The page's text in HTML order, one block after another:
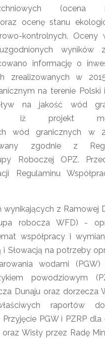
(ocena
ocenę stanu
kontrolnych. Oceny
wyników
informację o
zrealizowanych w
na terenie Polski i
na jakość wód
iż projekt
wód granicznych w
zgodnie z
Roboczej OPZ.
Regulaminu
wynikających z Ramowej
robocza WFD) -
współpracy i
i Słowacją na potrzeby
wodami
powodziowym
Dunaju oraz dorzecza
raportów
Przyjęcie PGW i PZRP
Wisły przez Radę